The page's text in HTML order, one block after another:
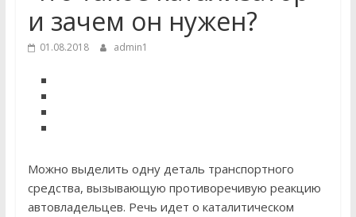
и зачем он нужен?
01.08.2018 admin1
Можно выделить одну деталь транспортного
средства, вызывающую противоречивую реакцию
автовладельцев. Речь идет о каталитическом